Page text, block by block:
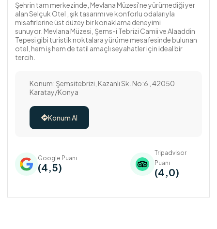
Şehrin tam merkezinde, Mevlana Müzesi'ne yürümediği yer
alan Selçuk Otel , şık tasarımı ve konforlu odalarıyla
misafirlerine üst düzey bir konaklama deneyimi
sunuyor. Mevlana Müzesi, Şems-i Tebrizi Camii ve Alaaddin
Tepesi gibi turistik noktalara yürüme mesafesinde bulunan
otel, hem iş hem de tatil amaçlı seyahatler için ideal bir
tercih.
Konum: Şemsitebrizi, Kazanlı Sk. No:6 , 42050
Karatay/Konya
Konum Al
Google Puanı
(4,5)
Tripadvisor
Puanı
(4,0)